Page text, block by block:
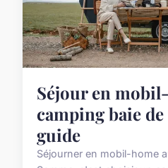
Séjour en
camping baie
guide
Séjourner en mobil-home